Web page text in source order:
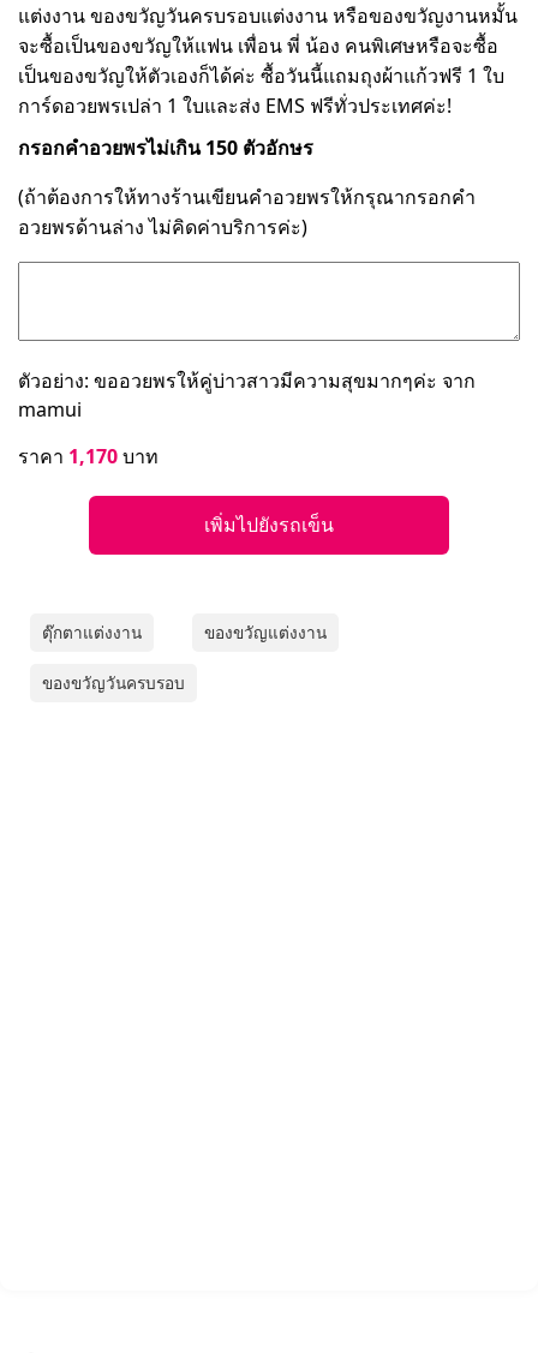
แต่งงาน ของขวัญวันครบรอบแต่งงาน หรือของขวัญงานหมั้น
จะซื้อเป็นของขวัญให้แฟน เพื่อน พี่ น้อง คนพิเศษหรือจะซื้อ
เป็นของขวัญให้ตัวเองก็ได้ค่ะ ซื้อวันนี้แถมถุงผ้าแก้วฟรี 1 ใบ
การ์ดอวยพรเปล่า 1 ใบและส่ง EMS ฟรีทั่วประเทศค่ะ!
กรอกคำอวยพรไม่เกิน 150 ตัวอักษร
(ถ้าต้องการให้ทางร้านเขียนคำอวยพรให้กรุณากรอกคำ
อวยพรด้านล่าง ไม่คิดค่าบริการค่ะ)
ตัวอย่าง: ขออวยพรให้คู่บ่าวสาวมีความสุขมากๆค่ะ จาก
mamui
ราคา 1,170บาท
เพิ่มไปยังรถเข็น
ตุ๊กตาแต่งงาน ของขวัญแต่งงาน
ของขวัญวันครบรอบ